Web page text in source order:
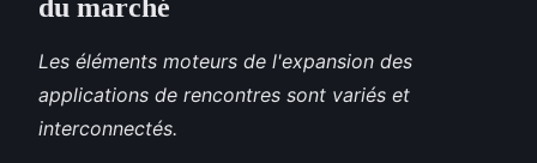
du marché
Les éléments moteurs de l'expansion des
applications de rencontres sont variés et
interconnectés.